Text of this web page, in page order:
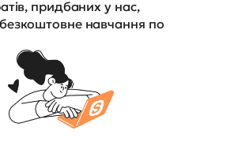
придбаних у нас,
навчання по